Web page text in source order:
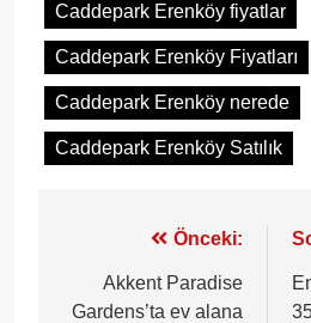
Caddepark Erenköy fiyatlar
Caddepark Erenköy Fiyatları
Caddepark Erenköy nerede
Caddepark Erenköy Satılık
gezinmesi
Önceki:
Akkent Paradise
Gardens’ta ev alana